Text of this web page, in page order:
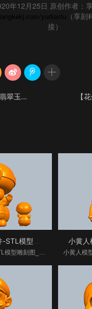
年12月25日 原创作者：
yudiaotu （享
接）
刻图案大全 【花
奇诺比奥摆件-STL模型雕刻图
奇诺比奥摆件-STL模型雕刻图__www.xiangkekj.com海量翡